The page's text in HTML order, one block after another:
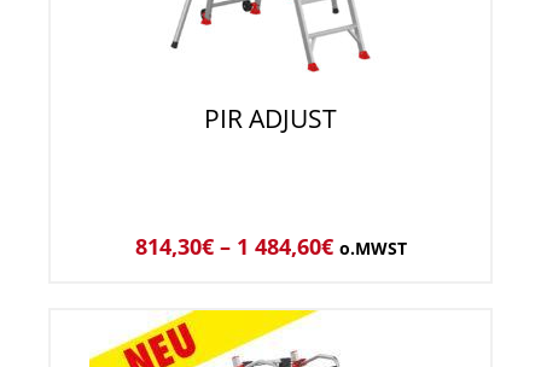
PIR ADJUST
814,30€– 1 484,60€ o.MWST